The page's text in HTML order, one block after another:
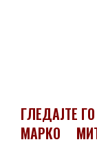
ГЛЕДАЈТЕ
МАРКО